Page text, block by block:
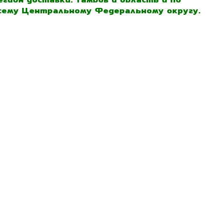
Центральному Федеральному округу.